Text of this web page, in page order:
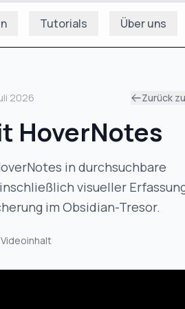
Tutorials Über uns
2026 Zurück
HoverNotes
in durchsuchbare
visueller
im Obsidian-Tresor.
Videoinhalt